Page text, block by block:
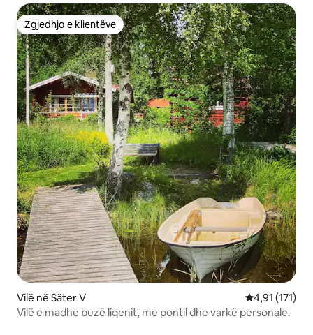
Zgjedhja e klientëve
Zgjedhja e klientëve
Vilë në Säter V Vlerësimi
4,91 (171)
Vilë e madhe buzë liqenit, me pontil dhe varkë personale.